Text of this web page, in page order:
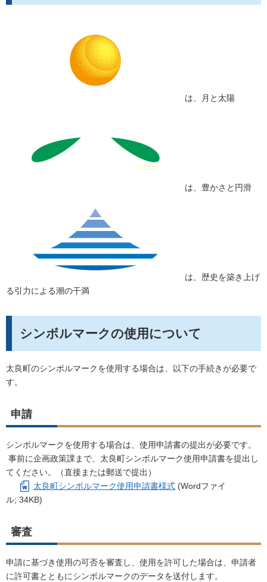
は、月と太陽
は、豊かさと円滑
は、歴史を築き上げ
る引力による潮の干満
シンボルマークの使用について
太良町のシンボルマークを使用する場合は、以下の手続きが必要で
す。
申請
シンボルマークを使用する場合は、使用申請書の提出が必要です。
事前に企画政策課まで、太良町シンボルマーク使用申請書を提出し
てください。（直接または郵送で提出）
太良町シンボルマーク使用申請書様式 (Wordファイ
ル; 34KB)
審査
申請に基づき使用の可否を審査し、使用を許可した場合は、申請者
に許可書とともにシンボルマークのデータを送付します。